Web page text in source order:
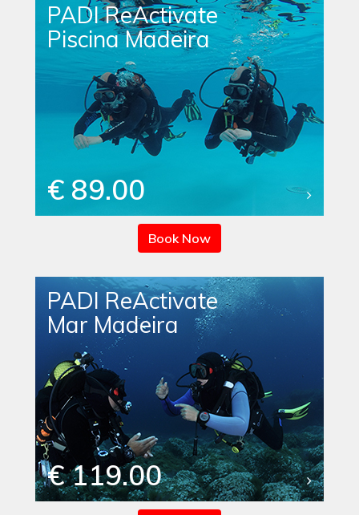
PADI ReActivate
Piscina Madeira
€ 89.00
Book Now
PADI ReActivate
Mar Madeira
€ 119.00